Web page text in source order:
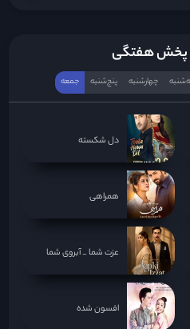
پخش هفتگی
چهارشنبه پنج‌شنبه جمعه
دل شکسته
همراهی
عزت شما _ آبروی شما
افسون شده